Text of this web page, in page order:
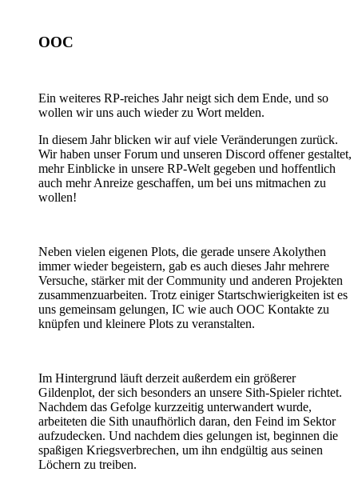
OOC
Ein weiteres RP-reiches Jahr neigt sich dem Ende, und so
wollen wir uns auch wieder zu Wort melden.
In diesem Jahr blicken wir auf viele Veränderungen zurück.
Wir haben unser Forum und unseren Discord offener gestaltet,
mehr Einblicke in unsere RP-Welt gegeben und hoffentlich
auch mehr Anreize geschaffen, um bei uns mitmachen zu
wollen!
Neben vielen eigenen Plots, die gerade unsere Akolythen
immer wieder begeistern, gab es auch dieses Jahr mehrere
Versuche, stärker mit der Community und anderen Projekten
zusammenzuarbeiten. Trotz einiger Startschwierigkeiten ist es
uns gemeinsam gelungen, IC wie auch OOC Kontakte zu
knüpfen und kleinere Plots zu veranstalten.
Im Hintergrund läuft derzeit außerdem ein größerer
Gildenplot, der sich besonders an unsere Sith-Spieler richtet.
Nachdem das Gefolge kurzzeitig unterwandert wurde,
arbeiteten die Sith unaufhörlich daran, den Feind im Sektor
aufzudecken. Und nachdem dies gelungen ist, beginnen die
spaßigen Kriegsverbrechen, um ihn endgültig aus seinen
Löchern zu treiben.